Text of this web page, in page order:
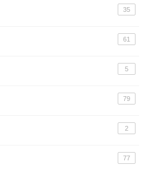
35
61
5
79
2
77